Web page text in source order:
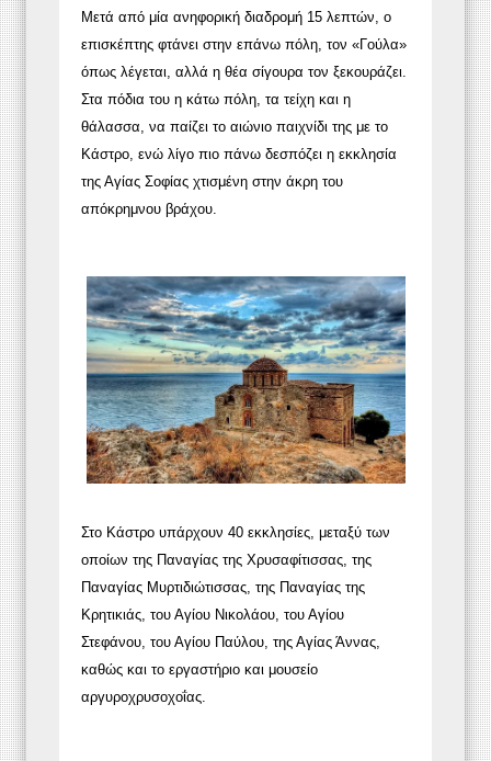
Μετά από μία ανηφορική διαδρομή 15 λεπτών, ο
επισκέπτης φτάνει στην επάνω πόλη, τον «Γούλα»
όπως λέγεται, αλλά η θέα σίγουρα τον ξεκουράζει.
Στα πόδια του η κάτω πόλη, τα τείχη και η
θάλασσα, να παίζει το αιώνιο παιχνίδι της με το
Κάστρο, ενώ λίγο πιο πάνω δεσπόζει η εκκλησία
της Αγίας Σοφίας χτισμένη στην άκρη του
απόκρημνου βράχου.
Στο Κάστρο υπάρχουν 40 εκκλησίες, μεταξύ των
οποίων της Παναγίας της Χρυσαφίτισσας, της
Παναγίας Μυρτιδιώτισσας, της Παναγίας της
Κρητικιάς, του Αγίου Νικολάου, του Αγίου
Στεφάνου, του Αγίου Παύλου, της Αγίας Άννας,
καθώς και το εργαστήριο και μουσείο
αργυροχρυσοχοΐας.